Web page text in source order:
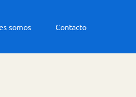
somos Contacto